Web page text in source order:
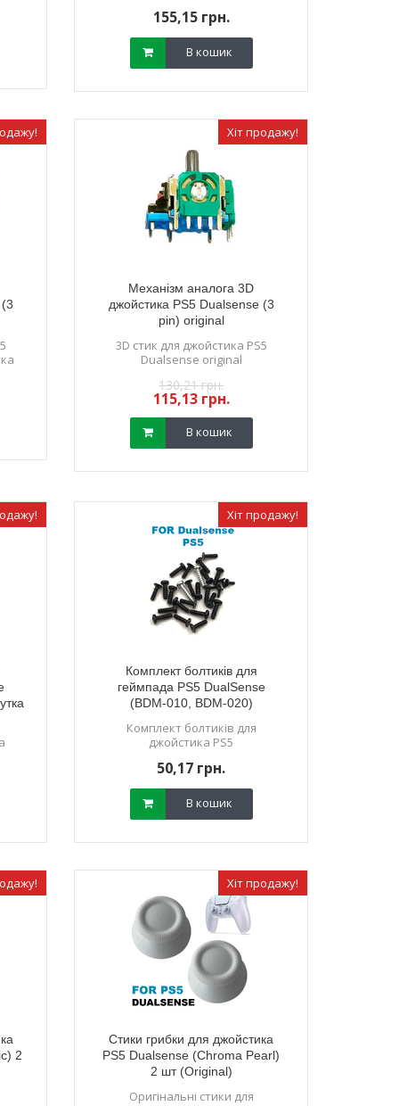
155,15 грн.
В кошик
Хіт продажу!
Механізм аналога 3D
джойстика PS5 Dualsense (3
pin) original
3D стик для джойстика PS5
Dualsense original
130,21 грн.
115,13 грн.
В кошик
Хіт продажу!
Комплект болтиків для
геймпада PS5 DualSense
(BDM-010, BDM-020)
Комплект болтиків для
джойстика PS5
50,17 грн.
В кошик
2
Хіт продажу!
Стики грибки для джойстика
PS5 Dualsense (Chroma Pearl)
2 шт (Original)
Оригінальні стики для